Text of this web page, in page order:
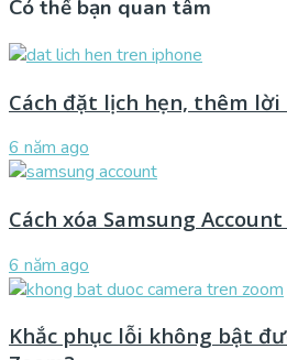
Có thể bạn quan tâm
Cách đặt lịch hẹn, thêm
6 năm ago
Cách xóa Samsung
6 năm ago
Khắc phục lỗi không bật